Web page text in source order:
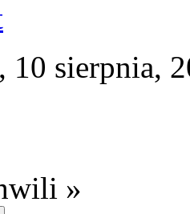
10 sierpnia,
»